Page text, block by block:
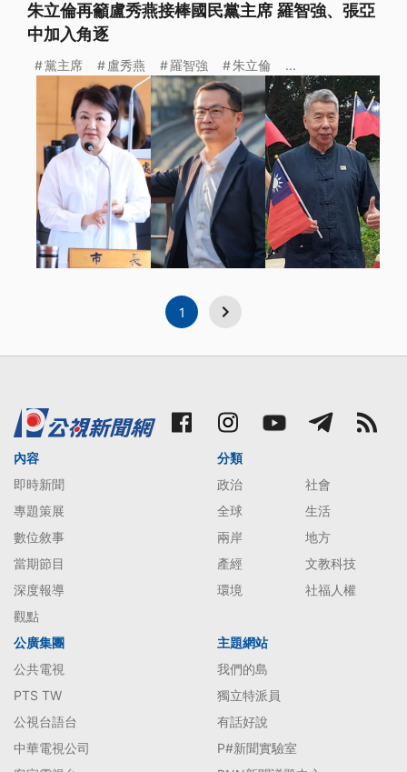
朱立倫再籲盧秀燕接棒國民黨主席 羅智強、張亞
中加入角逐
黨主席 盧秀燕 羅智強 朱立倫 ...
1
內容
即時新聞
專題策展
數位敘事
當期節目
深度報導
觀點
分類
政治
社會
全球
生活
兩岸
地方
產經
文教科技
環境
社福人權
公廣集團
公共電視
PTS TW
公視台語台
中華電視公司
主題網站
我們的島
獨立特派員
有話好說
P#新聞實驗室